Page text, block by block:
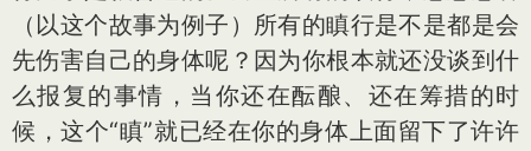
（以这个故事为例子）所有的瞋行是不是都是会
先伤害自己的身体呢？因为你根本就还没谈到什
么报复的事情，当你还在酝酿、还在筹措的时
候，这个“瞋”就已经在你的身体上面留下了许许